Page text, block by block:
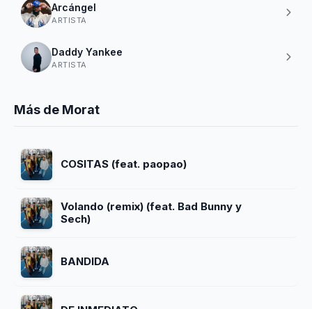
Arcángel
ARTISTA
Daddy Yankee
ARTISTA
Más de Morat
COSITAS (feat. paopao)
Volando (remix) (feat. Bad Bunny y
Sech)
BANDIDA